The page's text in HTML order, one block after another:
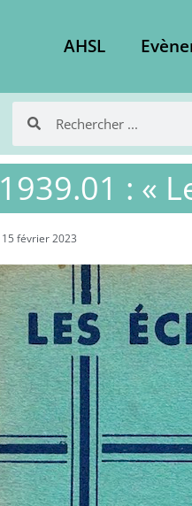
AHSL
1939.01 : «
15 février 2023